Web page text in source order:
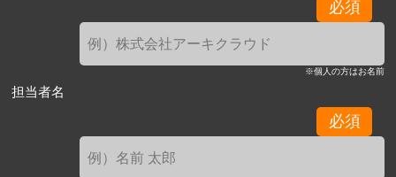
必須
※個人の方はお名前
担当者名
必須